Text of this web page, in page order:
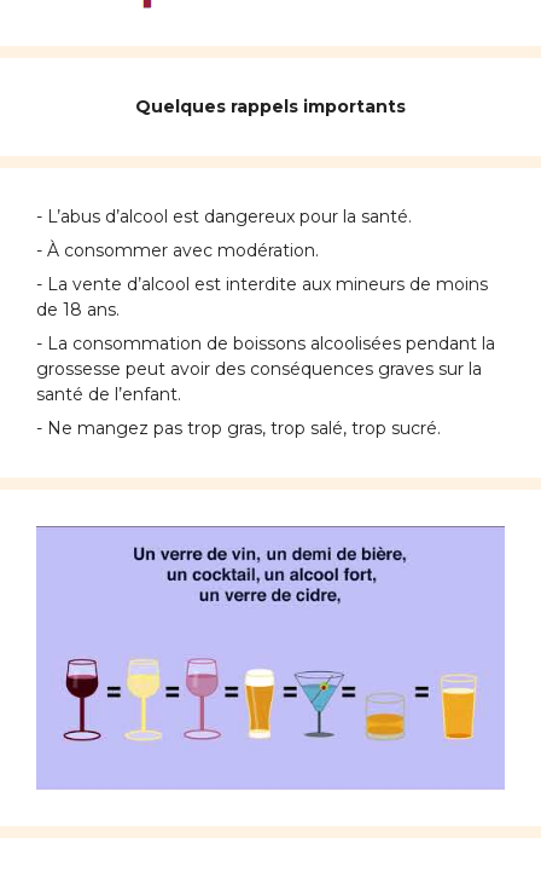
Quelques rappels importants
- L’abus d’alcool est dangereux pour la santé.
- À consommer avec modération.
- La vente d’alcool est interdite aux mineurs de moins
de 18 ans.
- La consommation de boissons alcoolisées pendant la
grossesse peut avoir des conséquences graves sur la
santé de l’enfant.
- Ne mangez pas trop gras, trop salé, trop sucré.